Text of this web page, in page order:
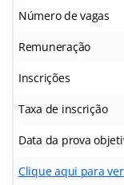
Número de vagas
Remuneração
Inscrições
Taxa de inscrição
Data da prova
Clique aqui para